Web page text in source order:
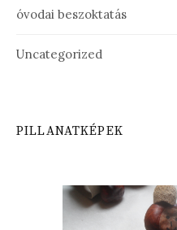
óvodai beszoktatás
Uncategorized
PILLANATKÉPEK